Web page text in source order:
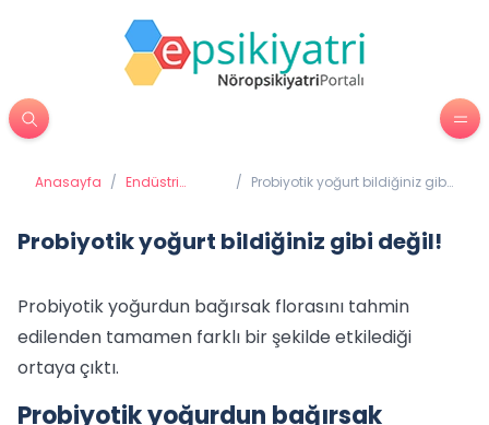
Anasayfa / Endüstri
/ Probiyotik yoğurt bildiğiniz gibi
Probiyotik yoğurt bildiğiniz gibi değil!
Probiyotik yoğurdun bağırsak florasını tahmin
edilenden tamamen farklı bir şekilde etkilediği
ortaya çıktı.
Probiyotik yoğurdun bağırsak